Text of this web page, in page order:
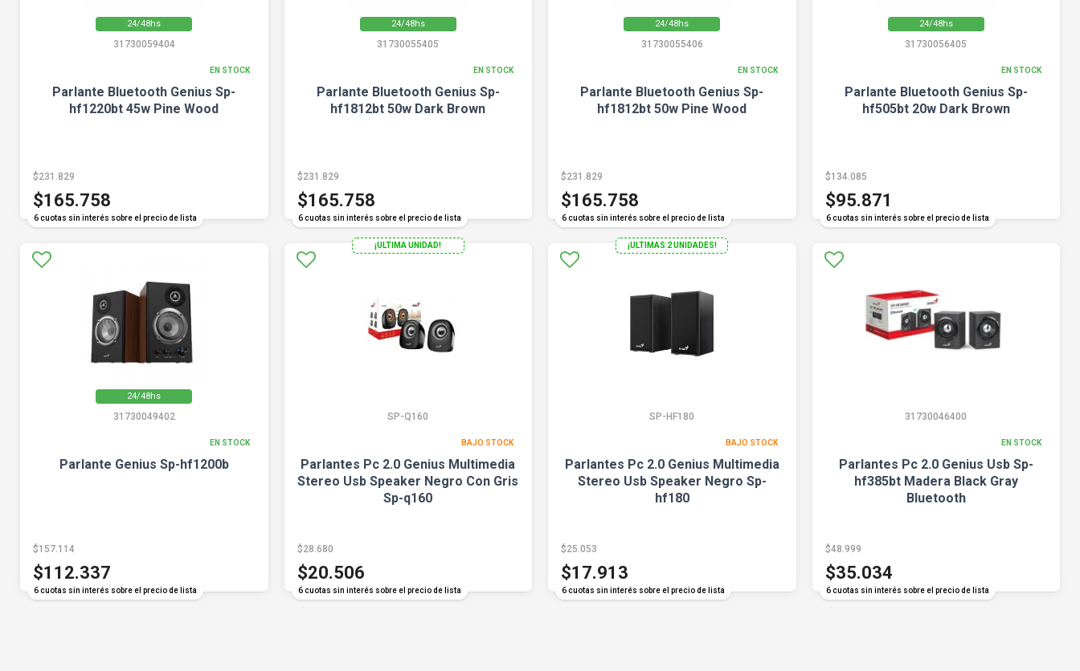
24/48hs
31730059404
EN STOCK
Parlante Bluetooth Genius Sp-
hf1220bt 45w Pine Wood
6 cuotas sin interés sobre el precio de lista
$231.829
$165.758
24/48hs
31730055405
EN STOCK
Parlante Bluetooth Genius Sp-
hf1812bt 50w Dark Brown
6 cuotas sin interés sobre el precio de lista
$231.829
$165.758
24/48hs
31730055406
EN STOCK
Parlante Bluetooth Genius Sp-
hf1812bt 50w Pine Wood
6 cuotas sin interés sobre el precio de lista
$231.829
$165.758
24/48hs
31730056405
EN STOCK
Parlante Bluetooth Genius Sp-
hf505bt 20w Dark Brown
6 cuotas sin interés sobre el precio de lista
$134.085
$95.871
24/48hs
31730049402
EN STOCK
Parlante Genius Sp-hf1200b
6 cuotas sin interés sobre el precio de lista
$157.114
$112.337
¡ULTIMA UNIDAD!
SP-Q160
BAJO STOCK
Parlantes Pc 2.0 Genius Multimedia
Stereo Usb Speaker Negro Con Gris
Sp-q160
6 cuotas sin interés sobre el precio de lista
$28.680
$20.506
¡ULTIMAS 2 UNIDADES!
SP-HF180
BAJO STOCK
Parlantes Pc 2.0 Genius Multimedia
Stereo Usb Speaker Negro Sp-
hf180
6 cuotas sin interés sobre el precio de lista
$25.053
$17.913
31730046400
EN STOCK
Parlantes Pc 2.0 Genius Usb Sp-
hf385bt Madera Black Gray
Bluetooth
6 cuotas sin interés sobre el precio de lista
$48.999
$35.034